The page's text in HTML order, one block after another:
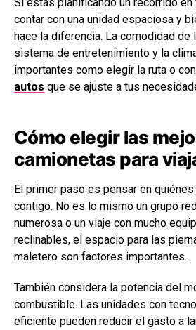
contar con una unidad espaciosa y
hace la diferencia. La comodidad de
sistema de entretenimiento y la
importantes como elegir la ruta o
autos que se ajuste a tus
Cómo elegir las
camionetas para
El primer paso es pensar en
contigo. No es lo mismo un grupo
numerosa o un viaje con mucho
reclinables, el espacio para las
maletero son factores importantes.
También considera la potencia del
combustible. Las unidades con
eficiente pueden reducir el gasto a